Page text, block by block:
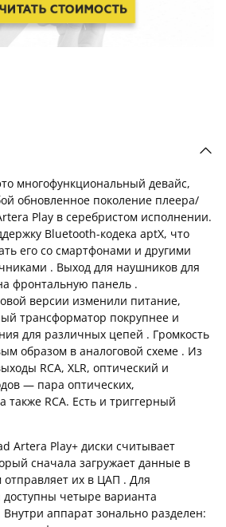
многофункциональный девайс,
обновленное поколение плеера/
Play в серебристом исполнении.
Bluetooth-кодека aptX, что
его со смартфонами и другими
. Выход для наушников для
фронтальную панель .
версии изменили питание,
трансформатор покрупнее и
для различных цепей . Громкость
образом в аналоговой схеме . Из
RCA, XLR, оптический и
— пара оптических,
также RCA. Есть и триггерный
Artera Play+ диски считывает
сначала загружает данные в
отправляет их в ЦАП . Для
доступны четыре варианта
аппарат зонально разделен: